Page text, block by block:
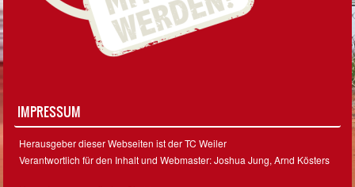
IMPRESSUM
Herausgeber dieser Webseiten ist der TC Weiler
Verantwortlich für den Inhalt und Webmaster: Joshua Jung, Arnd Kösters